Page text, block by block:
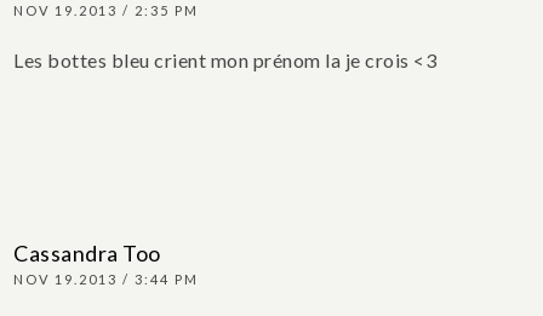
NOV 19.2013 / 2:35 PM
Les bottes bleu crient mon prénom la je crois <3
Cassandra Too
NOV 19.2013 / 3:44 PM